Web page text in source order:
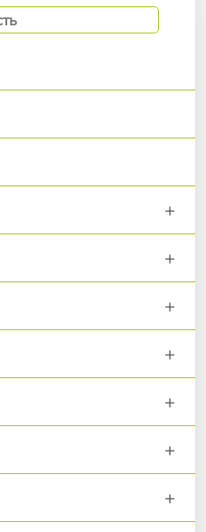
+
+
+
+
+
+
+